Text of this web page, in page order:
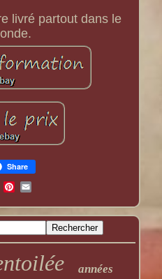
livré partout dans le
Share
années